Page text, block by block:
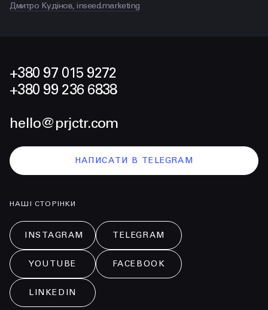
Дмитро Кудінов, inseed.marketing
+380 97 015 9272
+380 99 236 6838
hello@prjctr.com
НАПИСАТИ В TELEGRAM
НАШІ СТОРІНКИ
INSTAGRAM TELEGRAM
YOUTUBE FACEBOOK
LINKEDIN